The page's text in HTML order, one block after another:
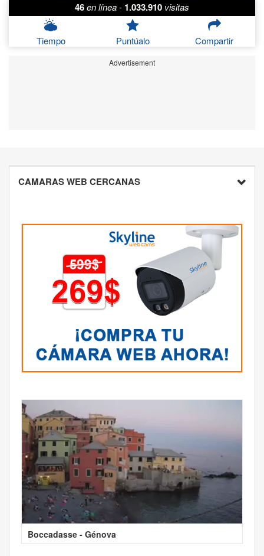
46en línea- 1.033.910 visitas
Tiempo Puntúalo Compartir
Advertisement
CAMARAS WEB CERCANAS
Boccadasse - Génova